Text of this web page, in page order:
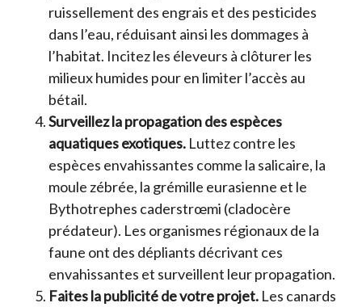
ruissellement des engrais et des pesticides
dans l’eau, réduisant ainsi les dommages à
l’habitat. Incitez les éleveurs à clôturer les
milieux humides pour en limiter l’accès au
bétail.
Surveillez la propagation des espèces
aquatiques exotiques. Luttez contre les
espèces envahissantes comme la salicaire, la
moule zébrée, la grémille eurasienne et le
Bythotrephes caderstrœmi (cladocère
prédateur). Les organismes régionaux de la
faune ont des dépliants décrivant ces
envahissantes et surveillent leur propagation.
Faites la publicité de votre projet. Les canards